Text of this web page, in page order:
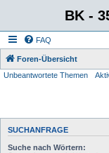
BK -
FAQ
Foren-Übersicht
Unbeantwortete Themen
SUCHANFRAGE
Suche nach Wörtern: